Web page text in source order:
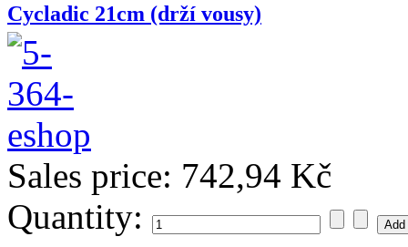
Cycladic 21cm (drží vousy)
Sales price: 742,94 Kč
Quantity: